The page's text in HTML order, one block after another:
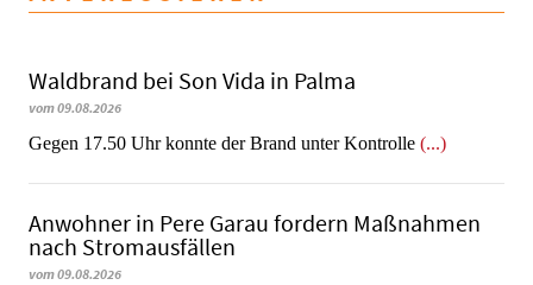
Waldbrand bei Son Vida in Palma
vom 09.08.2026
Gegen 17.50 Uhr konnte der Brand unter Kontrolle (...)
Anwohner in Pere Garau fordern Maßnahmen
nach Stromausfällen
vom 09.08.2026